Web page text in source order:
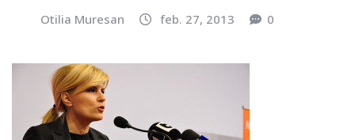
Otilia Muresan feb. 27, 2013 0